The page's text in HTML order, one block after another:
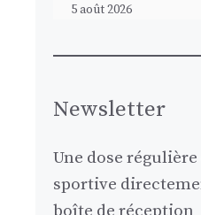
5 août 2026
Newsletter
Une dose
sportive
boîte de réception